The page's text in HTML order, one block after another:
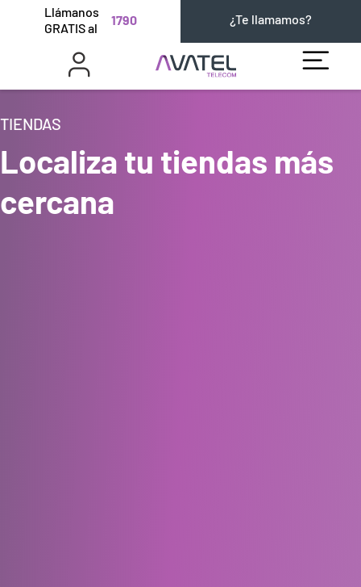
Llámanos
GRATIS al
1790 ¿Te llamamos?
TIENDAS
Localiza tu tiendas más
cercana